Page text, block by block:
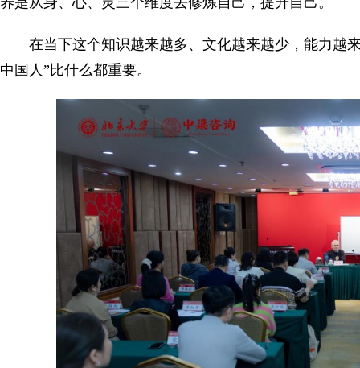
在当下这个知识越来越多、文化越来越少，能力越
中国人”比什么都重要。